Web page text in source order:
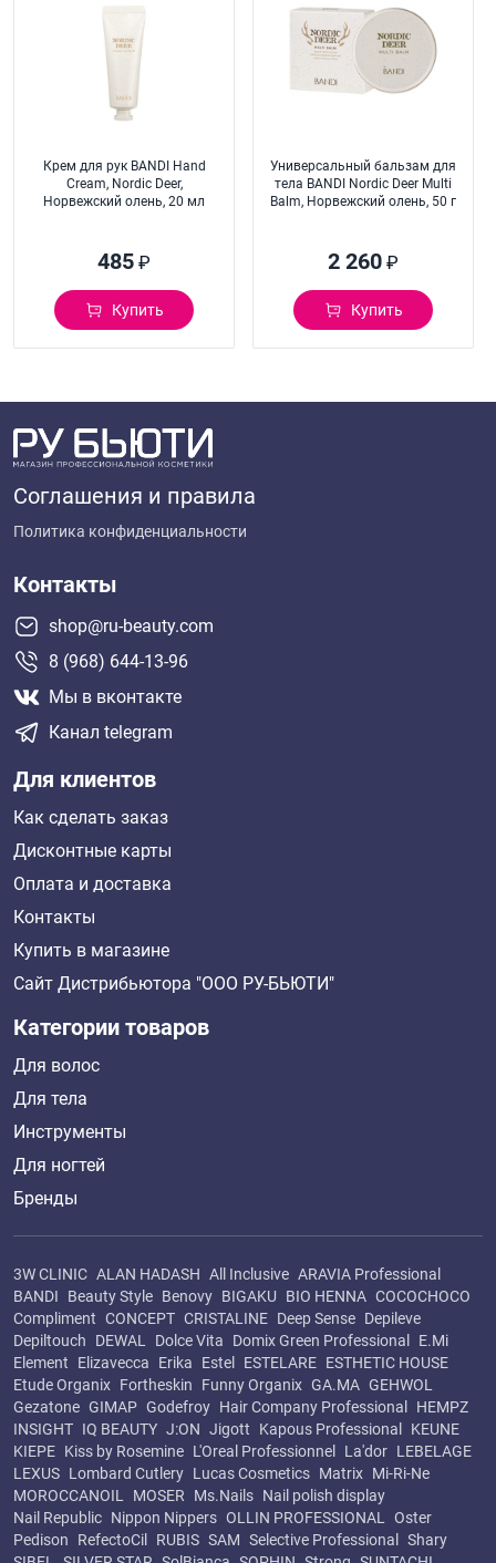
Крем для рук BANDI Hand
Cream, Nordic Deer,
Норвежский олень, 20 мл
485 ₽
Купить
Универсальный бальзам для
тела BANDI Nordic Deer Multi
Balm, Норвежский олень, 50 г
2 260 ₽
Купить
Соглашения и правила
Политика конфиденциальности
Контакты
shop@ru-beauty.com
8 (968) 644-13-96
Мы в вконтакте
Канал telegram
Для клиентов
Как сделать заказ
Дисконтные карты
Оплата и доставка
Контакты
Купить в магазине
Сайт Дистрибьютора "ООО РУ-БЬЮТИ"
Категории товаров
Для волос
Для тела
Инструменты
Для ногтей
Бренды
3W CLINIC ALAN HADASH All Inclusive ARAVIA Professional
BANDI
Beauty Style Benovy BIGAKU BIO HENNA COCOCHOCO
Compliment CONCEPT CRISTALINE Deep Sense Depileve
Depiltouch
DEWAL Dolce Vita Domix Green Professional
E.Mi
Element
Elizavecca Erika Estel ESTELARE ESTHETIC HOUSE
Etude Organix Fortheskin Funny Organix GA.MA GEHWOL
Gezatone GIMAP Godefroy Hair Company Professional
HEMPZ
INSIGHT IQ BEAUTY J:ON Jigott Kapous Professional
KEUNE
KIEPE Kiss by Rosemine L'Oreal Professionnel La'dor LEBELAGE
LEXUS Lombard Cutlery Lucas Cosmetics Matrix Mi-Ri-Ne
MOROCCANOIL
MOSER Ms.Nails Nail polish display
Nail Republic Nippon Nippers OLLIN PROFESSIONAL
Oster
Pedison
RefectoCil RUBIS SAM Selective Professional
Shary